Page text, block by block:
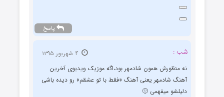
پاسخ
شب :
۴ شهریور ۱۳۹۵
نه منظورش همون شادمهر بود،اگه موزیک ویدیوی آخرین
آهنگ شادمهر یعنی آهنگ «فقط با تو عشقم» رو دیده باشی
دلیلشو میفهمی 🙂